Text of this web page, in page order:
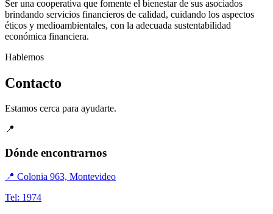
Ser una cooperativa que fomente el bienestar de sus asociados
brindando servicios financieros de calidad, cuidando los aspectos
éticos y medioambientales, con la adecuada sustentabilidad
económica financiera.
Hablemos
Contacto
Estamos cerca para ayudarte.
📍
Dónde encontrarnos
📍 Colonia 963, Montevideo
Tel: 1974